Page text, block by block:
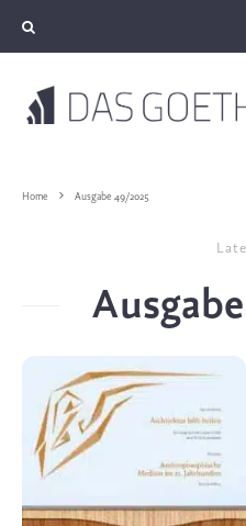
Home Ausgabe 49/2025